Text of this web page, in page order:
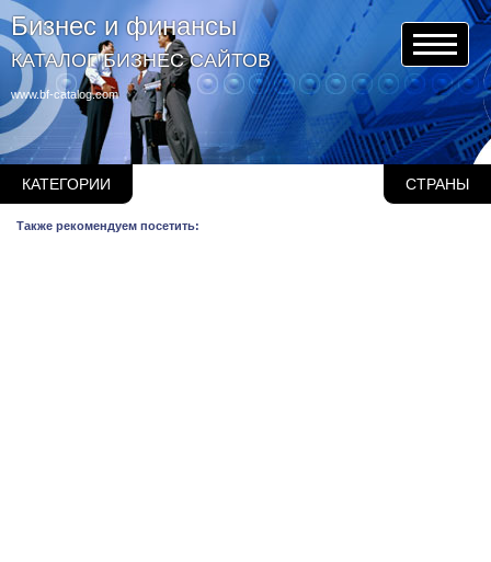
Бизнес и финансы
КАТАЛОГ БИЗНЕС САЙТОВ
www.bf-catalog.com
КАТЕГОРИИ СТРАНЫ
Также рекомендуем посетить: